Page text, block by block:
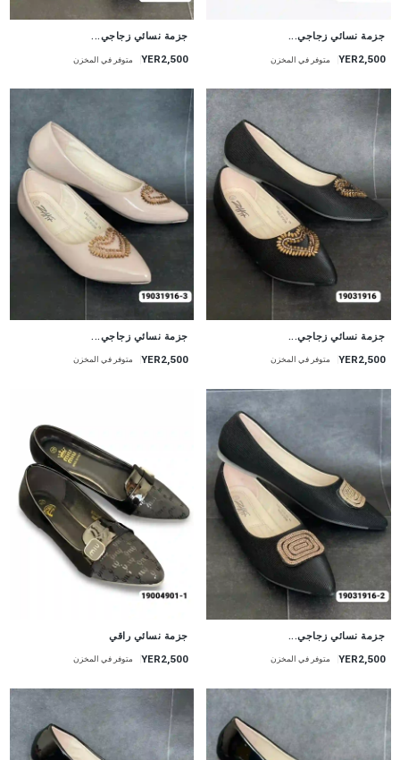
جزمة نسائي زجاجي...
YER2,500 متوفر في المخزن
جزمة نسائي زجاجي...
YER2,500 متوفر في المخزن
جزمة نسائي زجاجي...
YER2,500 متوفر في المخزن
جزمة نسائي زجاجي...
YER2,500 متوفر في المخزن
جزمة نسائي زجاجي...
YER2,500 متوفر في المخزن
جزمة نسائي راقي
YER2,500 متوفر في المخزن